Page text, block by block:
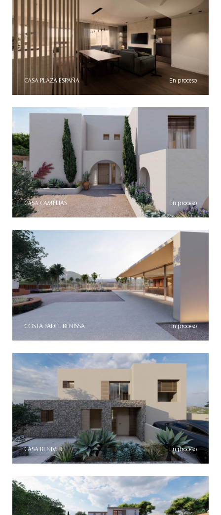
CASA PLAZA ESPAÑA En proceso
CASA CAMELIAS En proceso
COSTA PADEL BENISSA En proceso
CASA BENIVER En proceso